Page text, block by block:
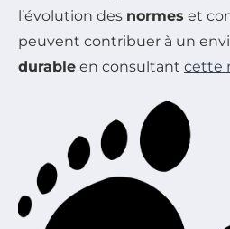
l’évolution des normes et
peuvent contribuer à un
durable en consultant cette